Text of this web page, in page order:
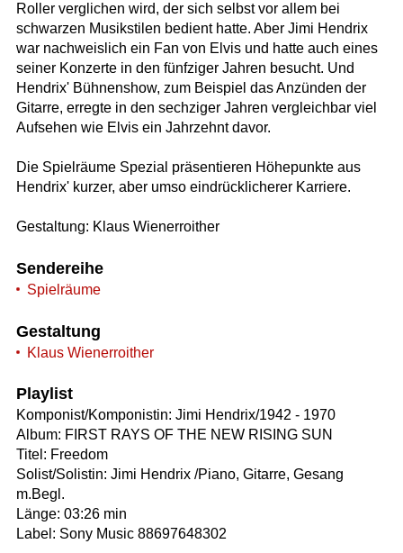
Roller verglichen wird, der sich selbst vor allem bei
schwarzen Musikstilen bedient hatte. Aber Jimi Hendrix
war nachweislich ein Fan von Elvis und hatte auch eines
seiner Konzerte in den fünfziger Jahren besucht. Und
Hendrix' Bühnenshow, zum Beispiel das Anzünden der
Gitarre, erregte in den sechziger Jahren vergleichbar viel
Aufsehen wie Elvis ein Jahrzehnt davor.
Die Spielräume Spezial präsentieren Höhepunkte aus
Hendrix' kurzer, aber umso eindrücklicherer Karriere.
Gestaltung: Klaus Wienerroither
Sendereihe
Spielräume
Gestaltung
Klaus Wienerroither
Playlist
Komponist/Komponistin: Jimi Hendrix/1942 - 1970
Album: FIRST RAYS OF THE NEW RISING SUN
Titel: Freedom
Solist/Solistin: Jimi Hendrix /Piano, Gitarre, Gesang
m.Begl.
Länge: 03:26 min
Label: Sony Music 88697648302